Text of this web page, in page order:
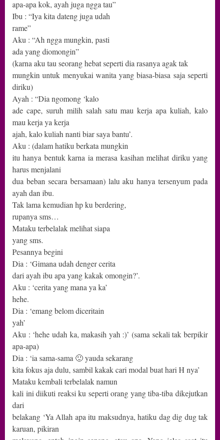
apa-apa kok, ayah juga ngga tau”
Ibu : “Iya kita dateng juga udah
rame”
Aku : “Ah ngga mungkin, pasti
ada yang diomongin”
(karna aku tau seorang hebat seperti dia rasanya agak tak
mungkin untuk menyukai wanita yang biasa-biasa saja seperti
diriku)
Ayah : “Dia ngomong ‘kalo
ade cape, suruh milih salah satu mau kerja apa kuliah, kalo
mau kerja ya kerja
ajah, kalo kuliah nanti biar saya bantu’.
Aku : (dalam hatiku berkata mungkin
itu hanya bentuk karna ia merasa kasihan melihat diriku yang
harus menjalani
dua beban secara bersamaan) lalu aku hanya tersenyum pada
ayah dan ibu.
Tak lama kemudian hp ku berdering,
rupanya sms…
Mataku terbelalak melihat siapa
yang sms.
Pesannya begini
Dia : ‘Gimana udah denger cerita
dari ayah ibu apa yang kakak omongin?’.
Aku : ‘cerita yang mana ya ka’
hehe.
Dia : ‘emang belom diceritain
yah’
Aku : ‘hehe udah ka, makasih yah :)’ (sama sekali tak berpikir
apa-apa)
Dia : ‘ia sama-sama 🙂 yauda sekarang
kita fokus aja dulu, sambil kakak cari modal buat hari H nya’
Mataku kembali terbelalak namun
kali ini diikuti reaksi ku seperti orang yang tiba-tiba dikejutkan
dari
belakang ‘Ya Allah apa itu maksudnya, hatiku dag dig dug tak
karuan, pikiran